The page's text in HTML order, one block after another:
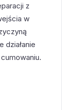
z
w
działanie